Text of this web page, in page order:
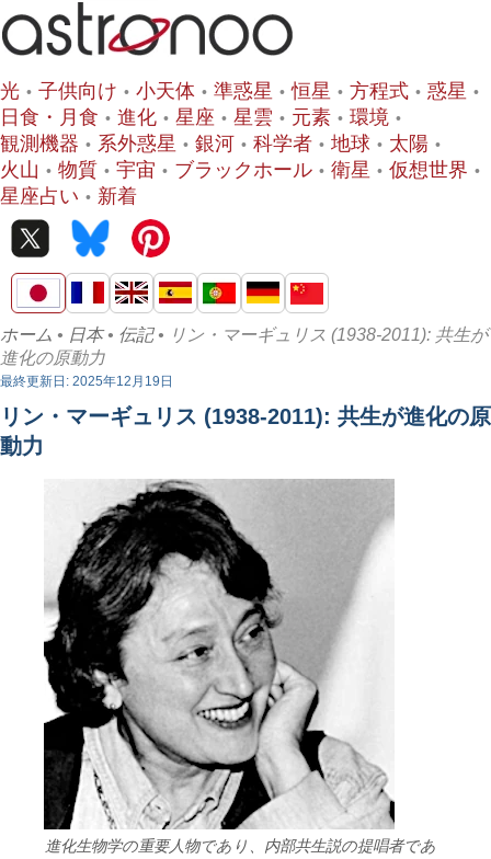
光 子供向け 小天体 準惑星 恒星 方程式
惑星
日食・月食
進化 星座 星雲 元素
環境
観測機器
系外惑星 銀河 科学者 地球
太陽
火山
物質 宇宙 ブラックホール 衛星
仮想世界
星座占い
新着
ホーム • 日本• 伝記• リン・マーギュリス (1938-2011): 共生が
進化の原動力
最終更新日: 2025年12月19日
リン・マーギュリス (1938-2011): 共生が進化の原
動力
進化生物学の重要人物であり、内部共生説の提唱者であ